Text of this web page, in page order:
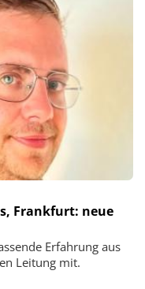
Frankfurt: neue
Erfahrung aus
Leitung mit.